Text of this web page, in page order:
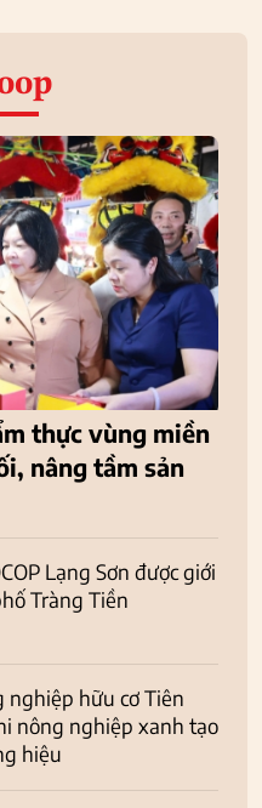
thực vùng miền
nâng tầm sản
Lạng Sơn được giới
Tràng Tiền
nghiệp hữu cơ Tiên
nông nghiệp xanh tạo
hiệu